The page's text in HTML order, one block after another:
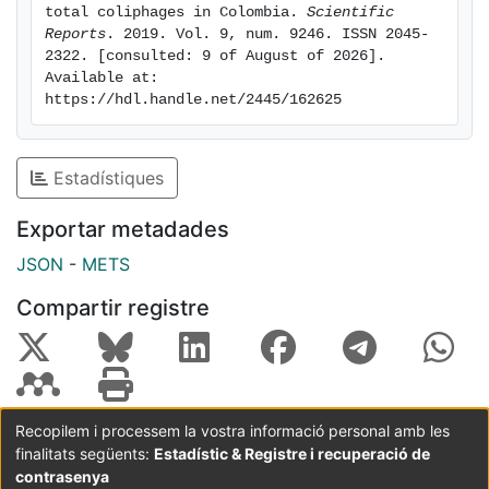
total coliphages in Colombia. Scientific
Reports . 2019. Vol. 9, num. 9246. ISSN 2045-
2322. [consulted: 9 of August of 2026].
Available at:
https://hdl.handle.net/2445/162625
Estadístiques
Exportar metadades
JSON - METS
Compartir registre
Coordinació:CRAI UB Avís legal
Metadades
subjectes a:
Recopilem i processem la vostra informació personal amb les
finalitats següents: Estadístic & Registre i recuperació de
contrasenya